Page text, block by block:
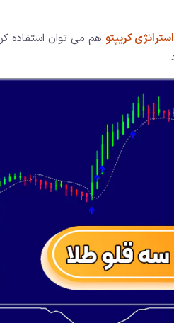
استراتژی کریپتو هم می توان استفاده